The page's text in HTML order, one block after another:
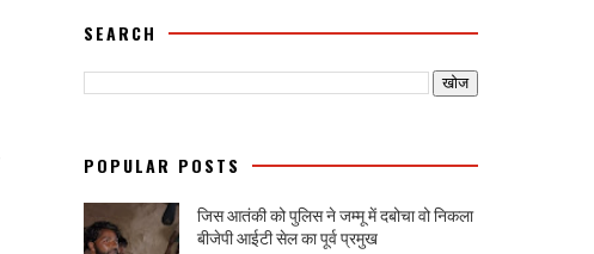
SEARCH
POPULAR POSTS
जिस आतंकी को पुलिस ने जम्मू में दबोचा वो निकला
बीजेपी आईटी सेल का पूर्व प्रमुख